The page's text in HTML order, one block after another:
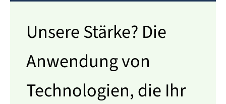
Unsere Stärke? Die
Anwendung von
Technologien, die Ihr